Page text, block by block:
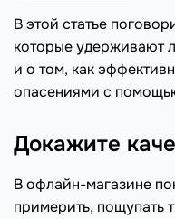
В этой статье
которые удерживают
и о том, как
опасениями с
Докажите
В офлайн-магазине
примерить, пощупать